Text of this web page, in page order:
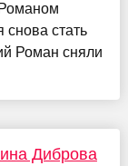
снова стать
Роман сняли
Диброва